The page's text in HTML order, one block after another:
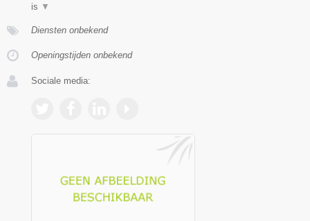
is ▼
Diensten onbekend
Openingstijden onbekend
Sociale media: